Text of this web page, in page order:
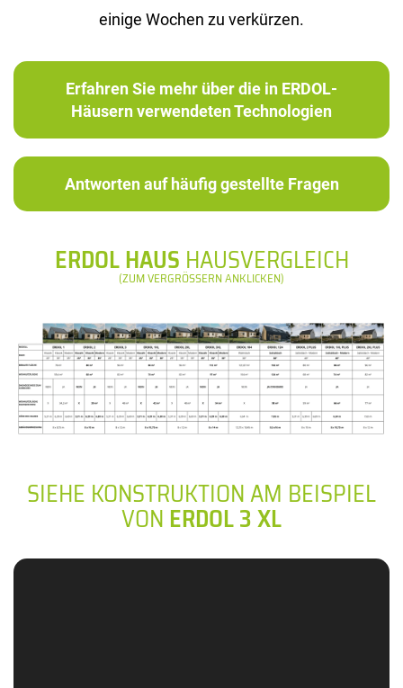
einige Wochen zu verkürzen.
Erfahren Sie mehr über die in ERDOL-
Häusern verwendeten Technologien
Antworten auf häufig gestellte Fragen
ERDOL HAUS HAUSVERGLEICH
(ZUM VERGRÖSSERN ANKLICKEN)
SIEHE KONSTRUKTION AM BEISPIEL
VONERDOL 3 XL